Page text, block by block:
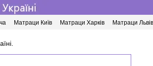
Матраци Київ Матраци Харків
Матраци Львів